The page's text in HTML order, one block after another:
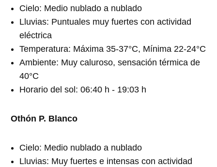
Cielo: Medio nublado a nublado
Lluvias: Puntuales muy fuertes con actividad
eléctrica
Temperatura: Máxima 35-37°C, Mínima 22-24°C
Ambiente: Muy caluroso, sensación térmica de
40°C
Horario del sol: 06:40 h - 19:03 h
Othón P. Blanco
Cielo: Medio nublado a nublado
Lluvias: Muy fuertes e intensas con actividad